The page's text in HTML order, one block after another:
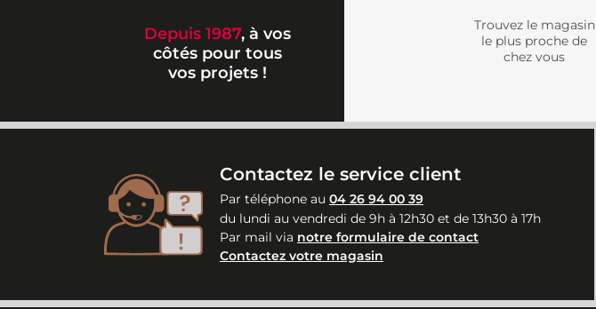
Depuis 1987, à vos
côtés pour tous
vos projets !
Trouvez le magasin
le plus proche de
chez vous
Contactez le service client
Par téléphone au 04 26 94 00 39
du lundi au vendredi de 9h à 12h30 et de 13h30 à 17h
Par mail via notre formulaire de contact
Contactez votre magasin